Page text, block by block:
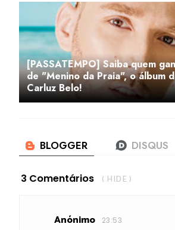
[PASSATEMPO] Saiba quem
de "Menino da Praia", o álbum
Carluz Belo!
3 Comentários ( HIDE )
Anónimo 23:53